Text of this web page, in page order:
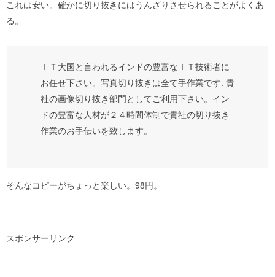
これは安い。確かに切り抜きにはうんざりさせられることがよくあ
る。
ＩＴ大国と言われるインドの豊富なＩＴ技術者に
お任せ下さい。写真切り抜きは全て手作業です. 貴
社の画像切り抜き部門としてご利用下さい。イン
ドの豊富な人材が２４時間体制で貴社の切り抜き
作業のお手伝いを致します。
そんなコピーがちょっと楽しい。98円。
スポンサーリンク